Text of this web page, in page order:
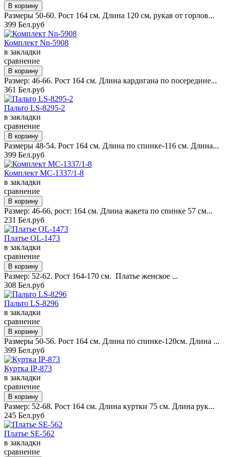
Размеры 50-60. Рост 164 см. Длина 120 см, рукав от горлов...
399 Бел.руб
Комплект Nn-5908
в закладки
сравнение
Размер: 46-66. Рост 164 см. Длина кардигана по посередине...
361 Бел.руб
Пальто LS-8295-2
в закладки
сравнение
Размеры 48-54. Рост 164 см. Длина по спинке-116 см. Длина...
399 Бел.руб
Комплект MC-1337/1-8
в закладки
сравнение
Размер: 46-66, рост: 164 см. Длина жакета по спинке 57 см...
231 Бел.руб
Платье OL-1473
в закладки
сравнение
Размер: 52-62. Рост 164-170 см. Платье женское ...
308 Бел.руб
Пальто LS-8296
в закладки
сравнение
Размеры 50-56. Рост 164 см. Длина по спинке-120см. Длина ...
399 Бел.руб
Куртка IP-873
в закладки
сравнение
Размер: 52-68. Рост 164 см. Длина куртки 75 см. Длина рук...
245 Бел.руб
Платье SE-562
в закладки
сравнение